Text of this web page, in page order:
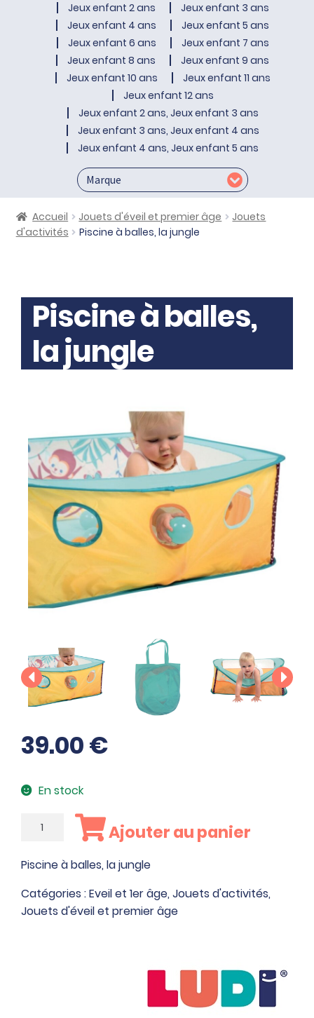
Jeux enfant 2 ans
Jeux enfant 3 ans
Jeux enfant 4 ans
Jeux enfant 5 ans
Jeux enfant 6 ans
Jeux enfant 7 ans
Jeux enfant 8 ans
Jeux enfant 9 ans
Jeux enfant 10 ans
Jeux enfant 11 ans
Jeux enfant 12 ans
Jeux enfant 2 ans, Jeux enfant 3 ans
Jeux enfant 3 ans, Jeux enfant 4 ans
Jeux enfant 4 ans, Jeux enfant 5 ans
Accueil Jouets d'éveil et premier âge
Jouets
d'activités
Piscine à balles, la jungle
Piscine à balles,
la jungle
39.00€
En stock
quantité
Piscine
à
balles,
la
Ajouter au panier
Piscine à balles, la jungle
Catégories :Eveil et 1er âge, Jouets d'activités,
Jouets d'éveil et premier âge